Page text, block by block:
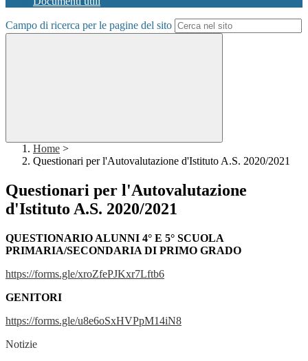
Campo di ricerca per le pagine del sito
Home >
Questionari per l'Autovalutazione d'Istituto A.S. 2020/2021
Questionari per l'Autovalutazione
d'Istituto A.S. 2020/2021
QUESTIONARIO ALUNNI 4° E 5° SCUOLA
PRIMARIA/SECONDARIA DI PRIMO GRADO
https://forms.gle/xroZfePJKxr7Lftb6
GENITORI
https://forms.gle/u8e6oSxHVPpM14iN8
Notizie